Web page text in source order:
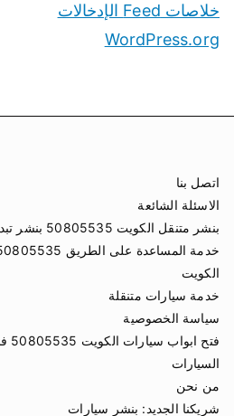
خلاصات Feed الإدخالات
WordPress.org
اتصل بنا
الاسئلة الشائعة
بنشر متنقل الكويت 50805535 بنشر تبديل تواير وبطاريات سيارات
الكويت
خدمة سيارات متنقلة
سياسة الخصوصية
السيارات
من نحن
شريكنا الجديد: بنشر سيارات